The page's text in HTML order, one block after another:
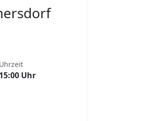
Uhrzeit
15:00 Uhr